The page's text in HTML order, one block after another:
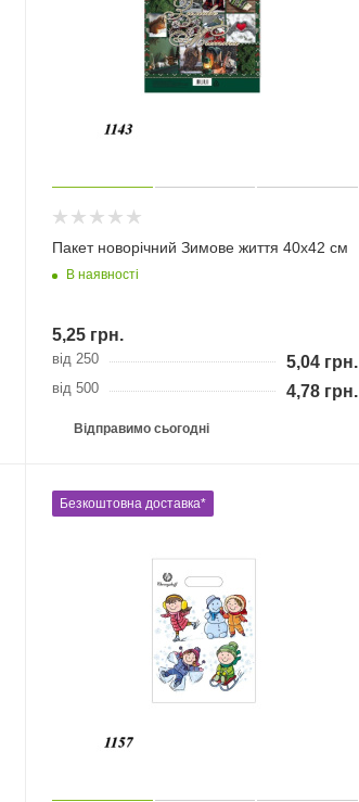
Пакет новорічний Зимове життя 40х42 см
В наявності
5,25грн.
від 250 5,04грн.
від 500 4,78грн.
Відправимо сьогодні
Безкоштовна доставка*